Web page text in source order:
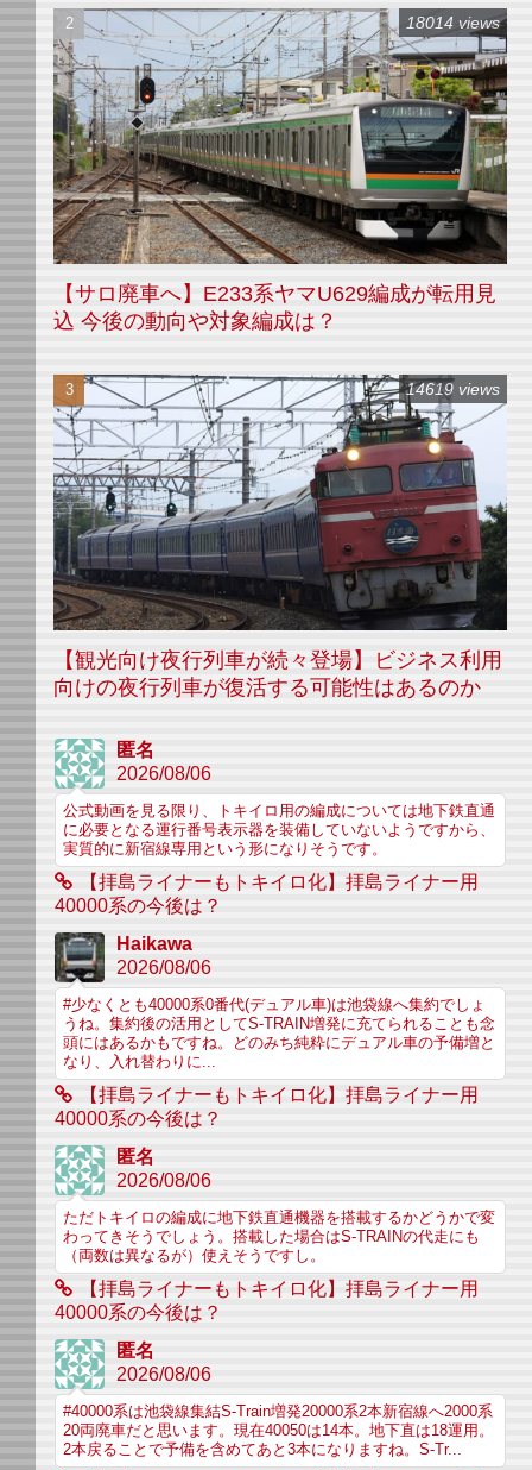
【サロ廃車へ】E233系ヤマU629編成が転用見
込 今後の動向や対象編成は？
18014 views
【観光向け夜行列車が続々登場】ビジネス利用
向けの夜行列車が復活する可能性はあるのか
14619 views
匿名
2026/08/06
公式動画を見る限り、トキイロ用の編成については地下鉄直通
に必要となる運行番号表示器を装備していないようですから、
実質的に新宿線専用という形になりそうです。
【拝島ライナーもトキイロ化】拝島ライナー用
40000系の今後は？
Haikawa
2026/08/06
#少なくとも40000系0番代(デュアル車)は池袋線へ集約でしょ
うね。集約後の活用としてS-TRAIN増発に充てられることも念
頭にはあるかもですね。どのみち純粋にデュアル車の予備増と
なり、入れ替わりに...
【拝島ライナーもトキイロ化】拝島ライナー用
40000系の今後は？
匿名
2026/08/06
ただトキイロの編成に地下鉄直通機器を搭載するかどうかで変
わってきそうでしょう。搭載した場合はS-TRAINの代走にも
（両数は異なるが）使えそうですし。
【拝島ライナーもトキイロ化】拝島ライナー用
40000系の今後は？
匿名
2026/08/06
#40000系は池袋線集結S-Train増発20000系2本新宿線へ2000系
20両廃車だと思います。現在40050は14本。地下直は18運用。
2本戻ることで予備を含めてあと3本になりますね。S-Tr...